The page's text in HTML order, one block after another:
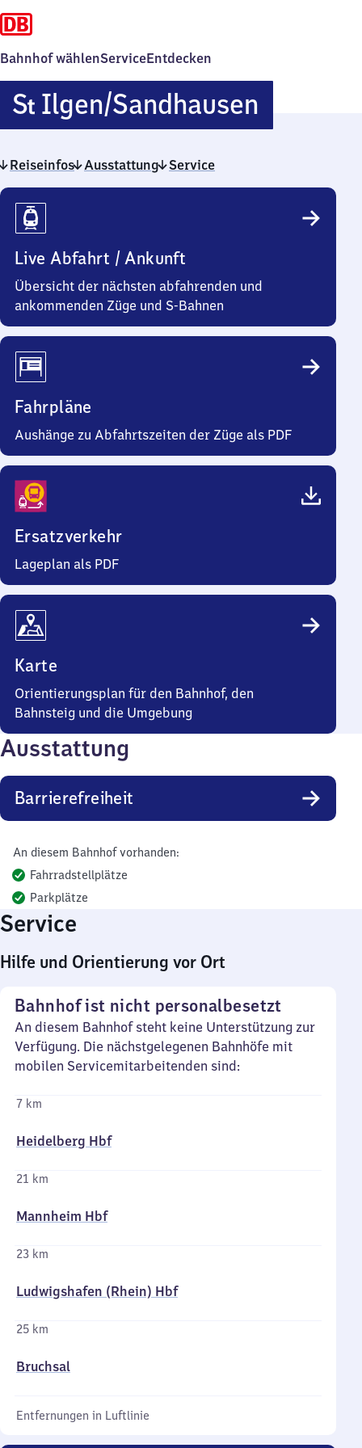
Bahnhof wählenServiceEntdecken
St Ilgen/​Sandhausen
Ilgen/​
Reiseinfos Ausstattung Service
Reiseinfos
Live Abfahrt / Ankunft
Übersicht der nächsten abfahrenden und
ankommenden Züge und S-Bahnen
Fahrpläne
Aushänge zu Abfahrtszeiten der Züge als PDF
Ersatzverkehr
Lageplan als PDF
Karte
Orientierungsplan für den Bahnhof, den
Bahnsteig und die Umgebung
Ausstattung
Barrierefreiheit
An diesem Bahnhof vorhanden:
Fahrradstellplätze
Parkplätze
Service
Hilfe und Orientierung vor Ort
Bahnhof ist nicht personalbesetzt
An diesem Bahnhof steht keine Unterstützung zur
Verfügung. Die nächstgelegenen Bahnhöfe mit
mobilen Servicemitarbeitenden sind:
7 km
Heidelberg Hbf
21 km
Mannheim Hbf
23 km
Ludwigshafen (Rhein) Hbf
25 km
Bruchsal
Entfernungen in Luftlinie